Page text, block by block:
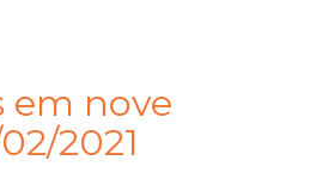
em nove
2021